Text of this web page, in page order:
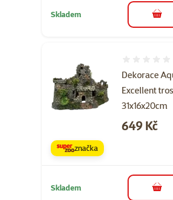
Skladem do
Dekorace
Excellent
31x16x20cm
Cena
649 Kč
značka
Skladem do